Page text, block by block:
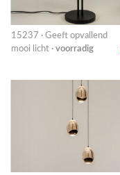
15237 · Geeft opvallend
mooi licht · voorradig